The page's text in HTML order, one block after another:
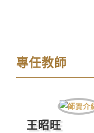
專任教師
王昭旺